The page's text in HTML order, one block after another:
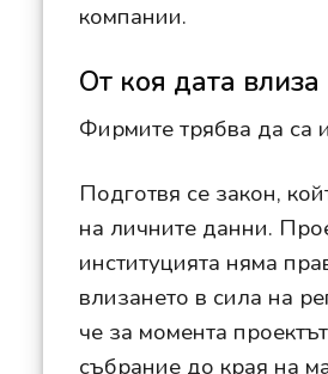
компании.
От коя дата влиза
Фирмите трябва да са
Подготвя се закон,
на личните данни.
институцията няма
влизането в сила на
че за момента
събрание до края на